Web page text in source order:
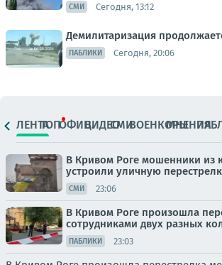
СМИ Сегодня, 13:12
Демилитаризация
ПАБЛИКИ Сегодня, 20:06
ЛЕНТАТОПОФИЦ.ВИДЕОСМИВОЕНКОРЫМНЕНИЯ
В Кривом Роге мошенники из
устроили уличную
СМИ 23:06
В Кривом Роге произошла
сотрудниками двух разных
ПАБЛИКИ 23:03